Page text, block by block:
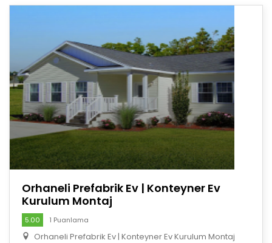
Orhaneli Prefabrik Ev | Konteyner Ev
Kurulum Montaj
5.00 1 Puanlama
Orhaneli Prefabrik Ev | Konteyner Ev Kurulum Montaj